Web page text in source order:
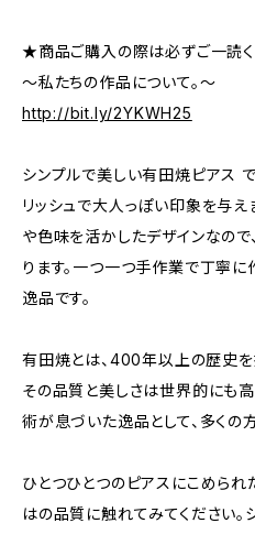
★商品ご購入の際は必ずご一読く
～私たちの作品について。～
http://bit.ly/2YKWH25
シンプルで美しい有田焼ピアス
リッシュで大人っぽい印象を与
や色味を活かしたデザインなの
ります。一つ一つ手作業で丁寧に
逸品です。
有田焼とは、400年以上の歴史を
その品質と美しさは世界的にも
術が息づいた逸品として、多くの
ひとつひとつのピアスにこめられ
はの品質に触れてみてください